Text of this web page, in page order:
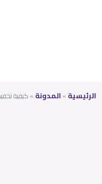
الرئيسية»المدونة»كيفية